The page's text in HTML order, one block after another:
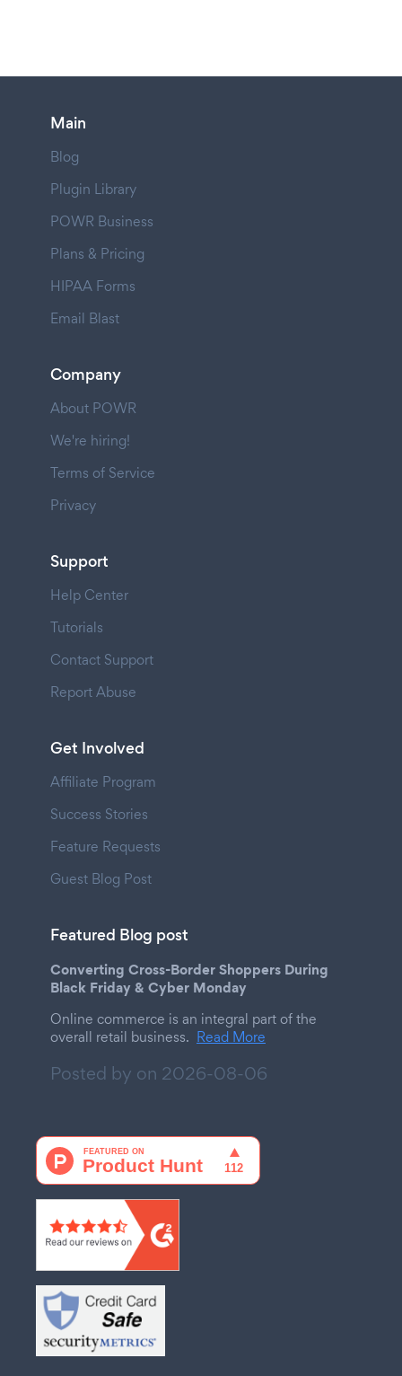
Main
Blog
Plugin Library
POWR Business
Plans & Pricing
HIPAA Forms
Email Blast
Company
About POWR
We're hiring!
Terms of Service
Privacy
Support
Help Center
Tutorials
Contact Support
Report Abuse
Get Involved
Affiliate Program
Success Stories
Feature Requests
Guest Blog Post
Featured Blog post
Converting Cross-Border Shoppers During
Black Friday & Cyber Monday
Online commerce is an integral part of the
overall retail business. Read More
Posted by on 2026-08-06